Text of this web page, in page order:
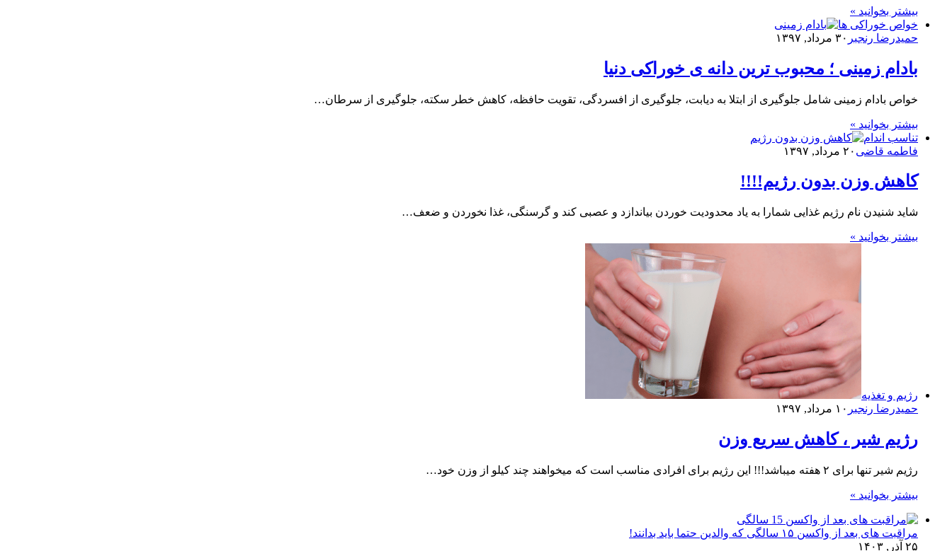
بیشتر بخوانید »
خواص خوراکی ها
حمیدرضا رنجبر ۳۰ مرداد, ۱۳۹۷
بادام زمینی ؛ محبوب ترین دانه ی خوراکی دنیا
خواص بادام زمینی‌ شامل جلوگیری از ابتلا به دیابت، جلوگیری از افسردگی، تقویت حافظه، کاهش خطر سکته، جلوگیری از سرطان…
بیشتر بخوانید »
تناسب اندام
فاطمه قاضی ۲۰ مرداد, ۱۳۹۷
کاهش وزن بدون رژیم!!!!
شاید شنیدن نام رژیم غذایی شمارا به یاد محدودیت خوردن بیاندازد و عصبی کند و گرسنگی، غذا نخوردن و ضعف…
بیشتر بخوانید »
رژیم و تغذیه
حمیدرضا رنجبر ۱۰ مرداد, ۱۳۹۷
رژیم شیر ، کاهش سریع وزن
رژیم شیر تنها برای ۲ هفته میباشد!!! این رژیم برای افرادی مناسب است که میخواهند چند کیلو از وزن خود…
بیشتر بخوانید »
مراقبت های بعد از واکسن ۱۵ سالگی که والدین حتما باید بدانند!
۲۵ آذر, ۱۴۰۳